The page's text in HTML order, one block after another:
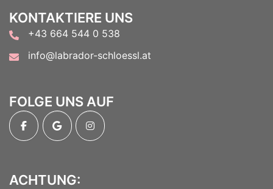
KONTAKTIERE UNS
+43 664 544 0 538
info@labrador-schloessl.at
FOLGE UNS AUF
ACHTUNG: